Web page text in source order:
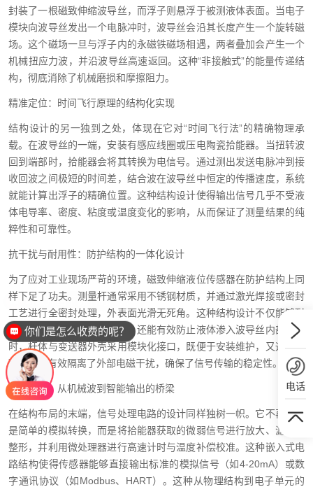
封装了一根磁致伸缩波导丝，而浮子则悬浮于被测液体表面。当电子
模块向波导丝发出一个电脉冲时，波导丝会沿其长度产生一个旋转磁
场。这个磁场一旦与浮子内的永磁铁磁场相遇，两者叠加会产生一个
机械扭应力波，并沿波导丝高速返回。这种“非接触式”的能量传递结
构，彻底消除了机械磨损和摩擦阻力。
精准定位：时间飞行原理的结构化实现
结构设计的另一独到之处，体现在它对“时间飞行法”的精确物理承
载。在波导丝的一端，安装有感应线圈或压电陶瓷拾能器。当扭转波
回到端部时，拾能器会将其转换为电信号。通过测出发送电脉冲到接
收回波之间极短的时间差，结合波在波导丝中恒定的传播速度，系统
就能计算出浮子的精确位置。这种结构设计使得输出信号几乎不受液
体电导率、密度、粘度或温度变化的影响，从而保证了测量结果的纯
粹性和可靠性。
抗干扰与耐用性：防护结构的一体化设计
为了应对工业现场严苛的环境，磁致伸缩液位传感器在防护结构上同
样下足了功夫。测量杆通常采用不锈钢材质，并通过激光焊接或密封
工艺进行全密封处理，外表面光滑无死角。这种结构设计不仅能够耐
受高温、高压及腐蚀性介质，还能有效防止液体渗入波导丝内部。同
时，杆体与变送器外壳采用模块化接口，既便于安装维护，又通过电
磁屏蔽层有效隔离了外部电磁干扰，确保了信号传输的稳定性。
信号处理：从机械波到智能输出的桥梁
在结构布局的末端，信号处理电路的设计同样独树一帜。它不再仅仅
是简单的模拟转换，而是将拾能器获取的微弱信号进行放大、滤波、
整形，并利用微处理器进行高速计时与温度补偿校准。这种嵌入式电
路结构使得传感器能够直接输出标准的模拟信号（如4-20mA）或数
字通讯协议（如Modbus、HART）。这种从物理结构到电子单元的
电话
你们是怎么收费的呢？